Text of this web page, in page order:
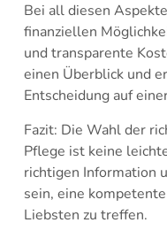
Bei all diesen
finanziellen
und transparente
einen Überblick und
Entscheidung auf
Fazit: Die Wahl der
Pflege ist keine
richtigen Information
sein, eine
Liebsten zu treffen.